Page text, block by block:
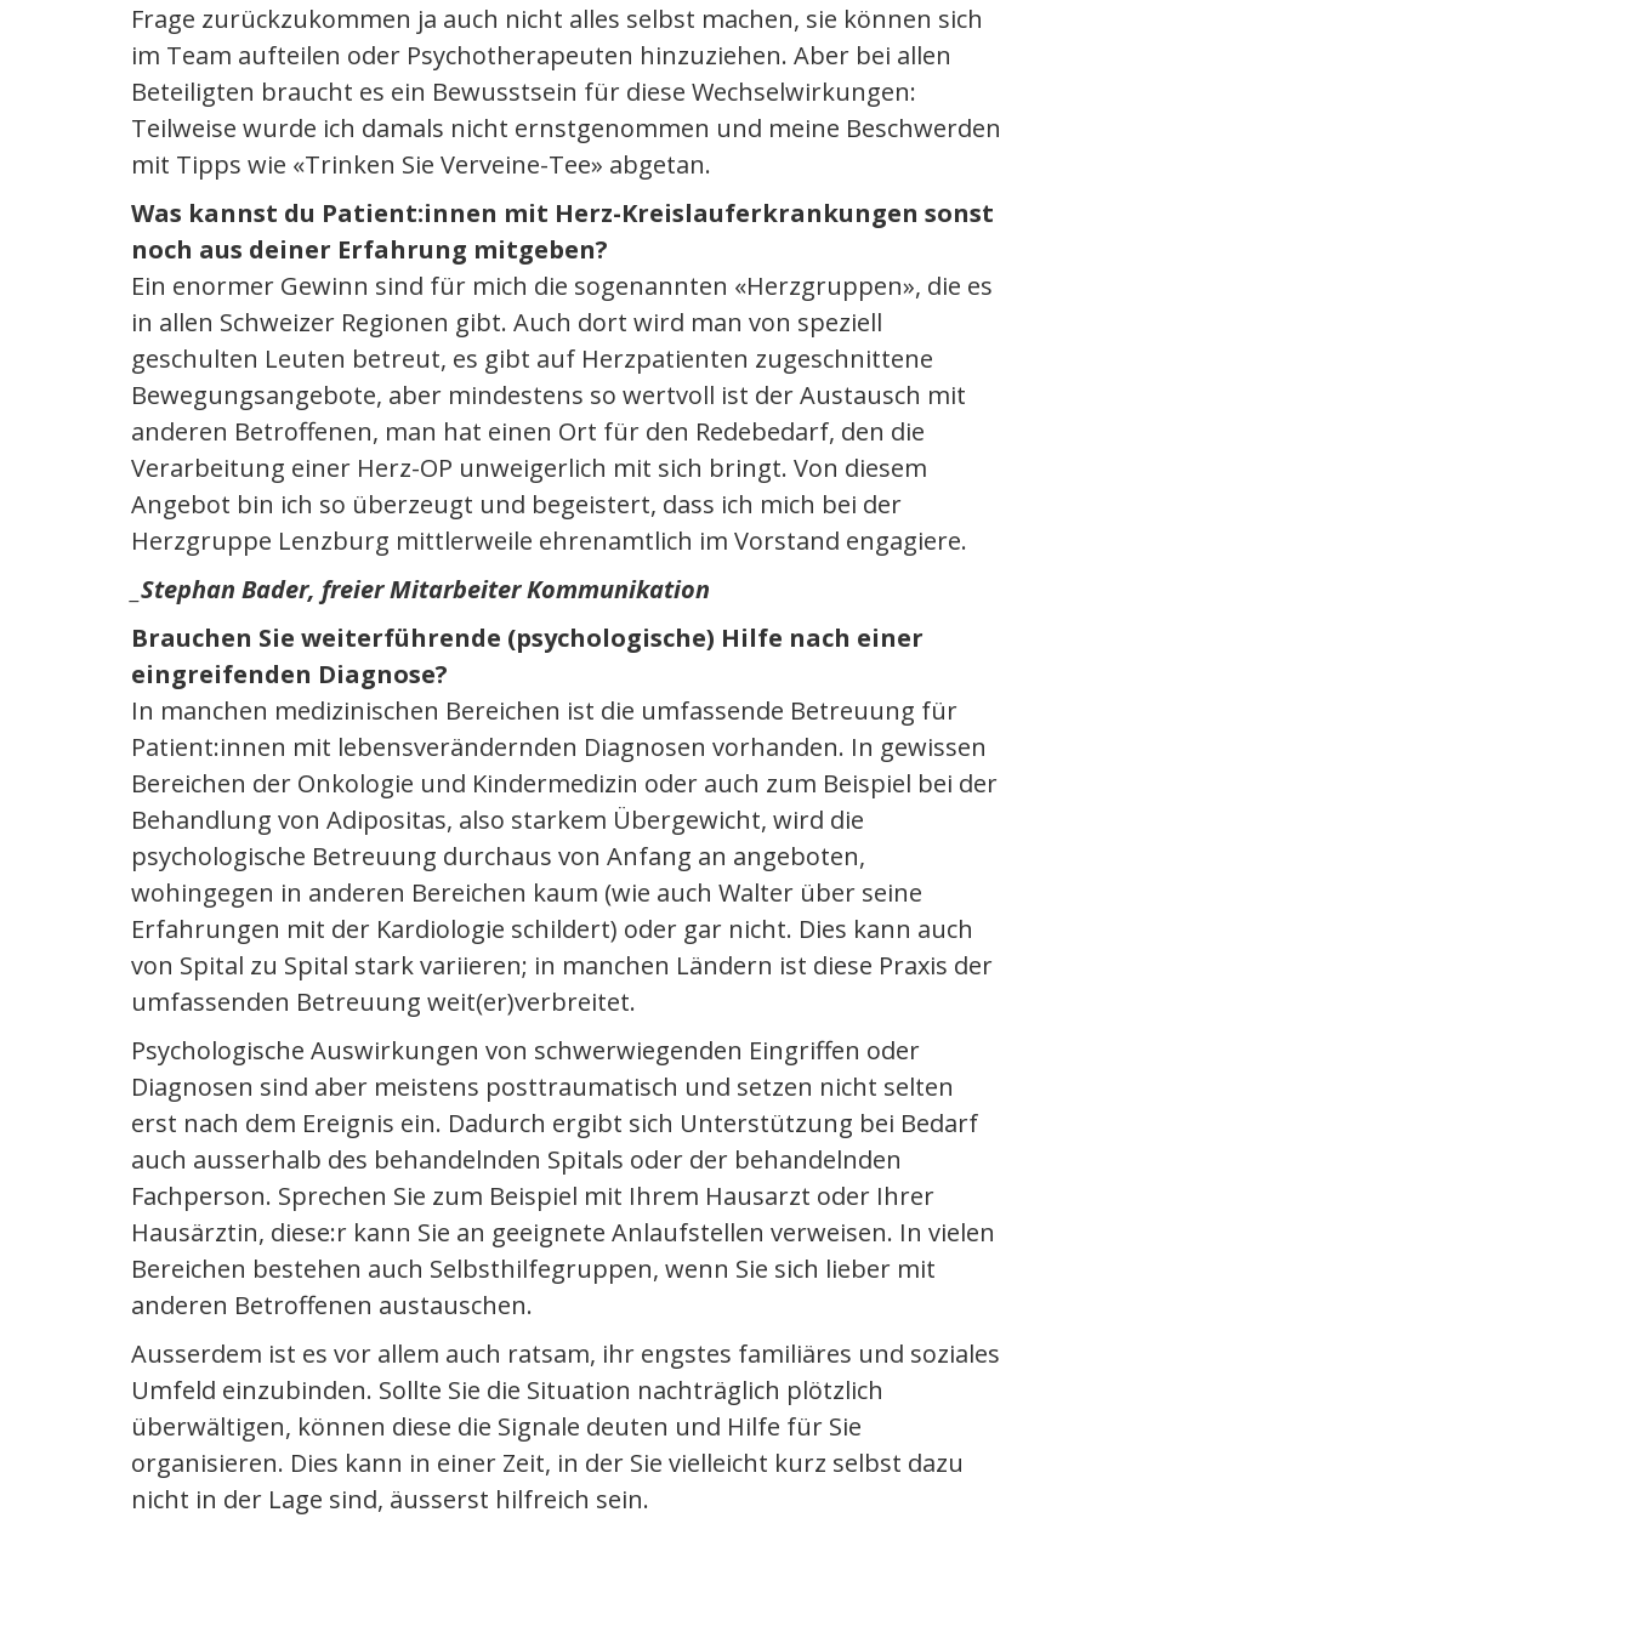
Frage zurückzukommen ja auch nicht alles selbst machen, sie können sich
im Team aufteilen oder Psychotherapeuten hinzuziehen. Aber bei allen
Beteiligten braucht es ein Bewusstsein für diese Wechselwirkungen:
Teilweise wurde ich damals nicht ernstgenommen und meine Beschwerden
mit Tipps wie «Trinken Sie Verveine-Tee» abgetan.
Was kannst du Patient:innen mit Herz-Kreislauferkrankungen sonst
noch aus deiner Erfahrung mitgeben?
Ein enormer Gewinn sind für mich die sogenannten «Herzgruppen», die es
in allen Schweizer Regionen gibt. Auch dort wird man von speziell
geschulten Leuten betreut, es gibt auf Herzpatienten zugeschnittene
Bewegungsangebote, aber mindestens so wertvoll ist der Austausch mit
anderen Betroffenen, man hat einen Ort für den Redebedarf, den die
Verarbeitung einer Herz-OP unweigerlich mit sich bringt. Von diesem
Angebot bin ich so überzeugt und begeistert, dass ich mich bei der
Herzgruppe Lenzburg mittlerweile ehrenamtlich im Vorstand engagiere.
_Stephan Bader, freier Mitarbeiter Kommunikation
Brauchen Sie weiterführende (psychologische) Hilfe nach einer
eingreifenden Diagnose?
In manchen medizinischen Bereichen ist die umfassende Betreuung für
Patient:innen mit lebensverändernden Diagnosen vorhanden. In gewissen
Bereichen der Onkologie und Kindermedizin oder auch zum Beispiel bei der
Behandlung von Adipositas, also starkem Übergewicht, wird die
psychologische Betreuung durchaus von Anfang an angeboten,
wohingegen in anderen Bereichen kaum (wie auch Walter über seine
Erfahrungen mit der Kardiologie schildert) oder gar nicht. Dies kann auch
von Spital zu Spital stark variieren; in manchen Ländern ist diese Praxis der
umfassenden Betreuung weit(er)verbreitet.
Psychologische Auswirkungen von schwerwiegenden Eingriffen oder
Diagnosen sind aber meistens posttraumatisch und setzen nicht selten
erst nach dem Ereignis ein. Dadurch ergibt sich Unterstützung bei Bedarf
auch ausserhalb des behandelnden Spitals oder der behandelnden
Fachperson. Sprechen Sie zum Beispiel mit Ihrem Hausarzt oder Ihrer
Hausärztin, diese:r kann Sie an geeignete Anlaufstellen verweisen. In vielen
Bereichen bestehen auch Selbsthilfegruppen, wenn Sie sich lieber mit
anderen Betroffenen austauschen.
Ausserdem ist es vor allem auch ratsam, ihr engstes familiäres und soziales
Umfeld einzubinden. Sollte Sie die Situation nachträglich plötzlich
überwältigen, können diese die Signale deuten und Hilfe für Sie
organisieren. Dies kann in einer Zeit, in der Sie vielleicht kurz selbst dazu
nicht in der Lage sind, äusserst hilfreich sein.